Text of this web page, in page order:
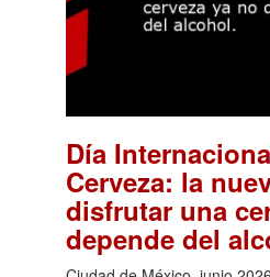
Día
Cerveza: la
disfrutar una
depende del